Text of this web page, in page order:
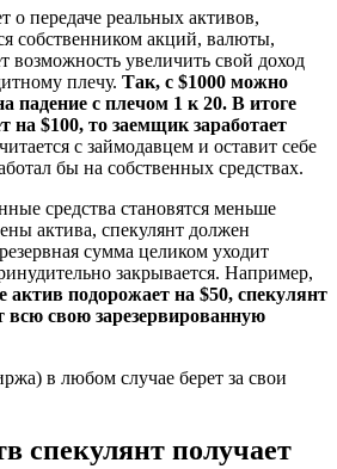
о передаче реальных активов,
собственником акций, валюты,
возможность увеличить свой доход
плечу. Так, с $1000 можно
падение с плечом 1 к 20. В итоге
на $100, то заемщик заработает
с займодавцем и оставит себе
бы на собственных средствах.
средства становятся меньше
актива, спекулянт должен
сумма целиком уходит
закрывается. Например,
подорожает на $50, спекулянт
всю свою зарезервированную
в любом случае берет за свои
спекулянт получает